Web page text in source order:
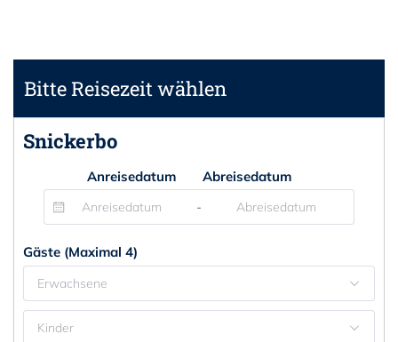
Bitte Reisezeit wählen
Snickerbo
Anreisedatum Abreisedatum
-
Gäste (Maximal 4)
Erwachsene
Kinder